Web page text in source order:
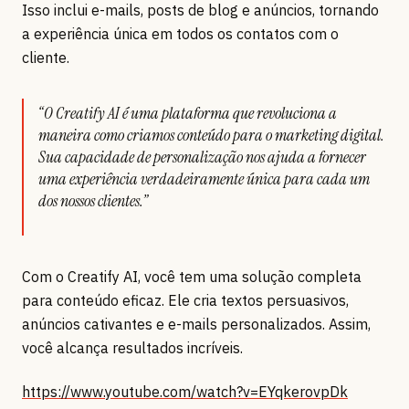
Isso inclui e-mails, posts de blog e anúncios, tornando
a experiência única em todos os contatos com o
cliente.
“O Creatify AI é uma plataforma que revoluciona a
maneira como criamos conteúdo para o marketing digital.
Sua capacidade de personalização nos ajuda a fornecer
uma experiência verdadeiramente única para cada um
dos nossos clientes.”
Com o Creatify AI, você tem uma solução completa
para conteúdo eficaz. Ele cria textos persuasivos,
anúncios cativantes e e-mails personalizados. Assim,
você alcança resultados incríveis.
https://www.youtube.com/watch?v=EYqkerovpDk